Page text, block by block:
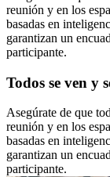
reunión y en los
basadas en
garantizan un
participante.
Todos se ven y
Asegúrate de que
reunión y en los
basadas en
garantizan un
participante.